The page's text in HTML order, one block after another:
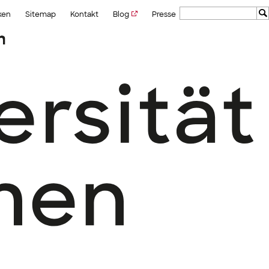
Sitemap Kontakt Blog Presse